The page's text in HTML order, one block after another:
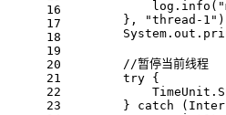
16
17
18
19
20
21
22
23
            log.info(
        },
"thread-1"
//暂停当前线程
try {
        }
catch